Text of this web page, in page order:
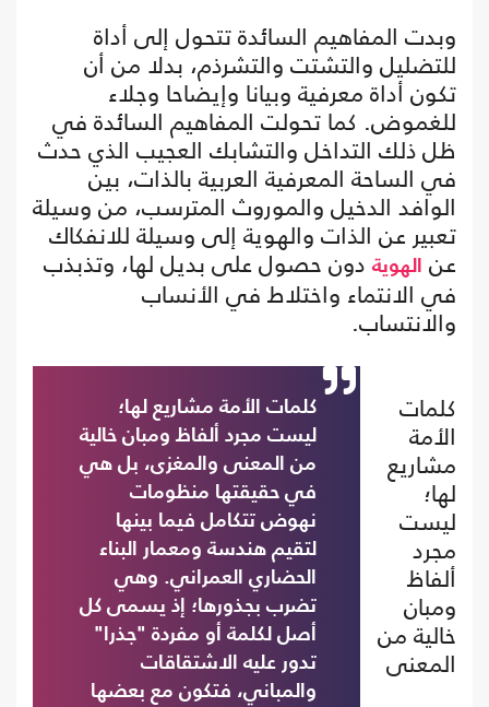
وبدت المفاهيم السائدة تتحول إلى أداة
للتضليل والتشتت والتشرذم، بدلا من أن
تكون أداة معرفية وبيانا وإيضاحا وجلاء
للغموض. كما تحولت المفاهيم السائدة في
ظل ذلك التداخل والتشابك العجيب الذي حدث
في الساحة المعرفية العربية بالذات، بين
الوافد الدخيل والموروث المترسب، من وسيلة
تعبير عن الذات والهوية إلى وسيلة للانفكاك
عن الهوية دون حصول على بديل لها، وتذبذب
في الانتماء واختلاط في الأنساب
والانتساب.
كلمات الأمة مشاريع لها؛
ليست مجرد ألفاظ ومبان خالية
من المعنى والمغزى، بل هي
في حقيقتها منظومات
نهوض تتكامل فيما بينها
لتقيم هندسة ومعمار البناء
الحضاري العمراني. وهي
تضرب بجذورها؛ إذ يسمى كل
أصل لكلمة أو مفردة "جذرا"
تدور عليه الاشتقاقات
والمباني، فتكون مع بعضها
كلمات
الأمة
مشاريع
لها؛
ليست
مجرد
ألفاظ
ومبان
خالية من
المعنى